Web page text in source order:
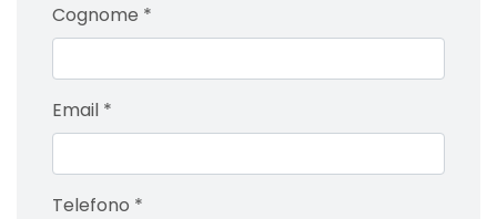
Cognome *
Email *
Telefono *